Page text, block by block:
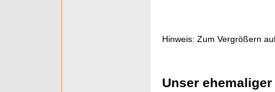
Hinweis: Zum Vergrößern
Unser